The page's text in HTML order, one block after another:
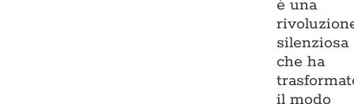
è una
silenziosa
che ha
il modo